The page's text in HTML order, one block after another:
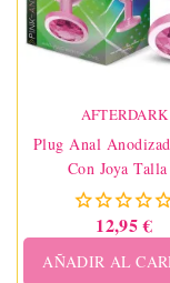
AFTERDARK
Plug Anal
Con Joya Talla
12,95 €
AÑADIR AL